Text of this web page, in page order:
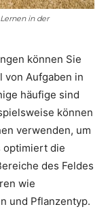
in der
können Sie
von Aufgaben in
häufige sind
können
verwenden, um
optimiert die
des Feldes
wie
und Pflanzentyp.